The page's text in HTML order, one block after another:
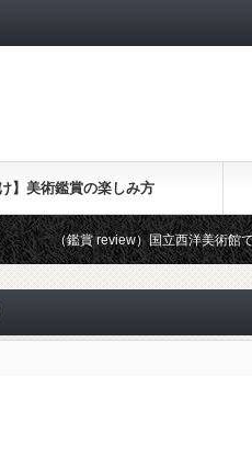
】美術鑑賞の楽しみ方
賞 review）国立西洋美術館で「版画家